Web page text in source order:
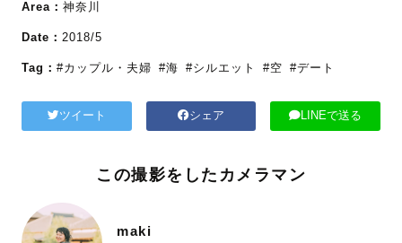
Area： 神奈川
Date： 2018/5
Tag： #カップル・夫婦 #海 #シルエット #空 #デート
ツイート シェア LINEで送る
この撮影をしたカメラマン
maki